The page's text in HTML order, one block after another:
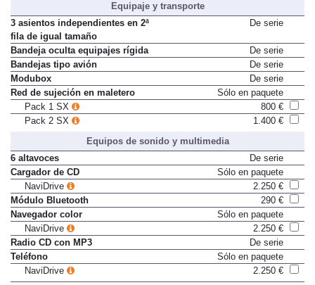
Equipaje y transporte
3 asientos independientes en 2ª
fila de igual tamaño
De serie
Bandeja oculta equipajes rígida
De serie
Bandejas tipo avión
De serie
Modubox
De serie
Red de sujeción en maletero
Sólo en paquete
Pack 1 SX
800 €
Pack 2 SX
1.400 €
Equipos de sonido y multimedia
6 altavoces
De serie
Cargador de CD
Sólo en paquete
NaviDrive
2.250 €
Módulo Bluetooth
290 €
Navegador color
Sólo en paquete
NaviDrive
2.250 €
Radio CD con MP3
De serie
Teléfono
Sólo en paquete
NaviDrive
2.250 €